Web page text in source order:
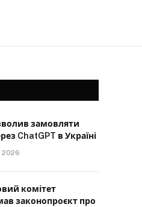
замовляти
ChatGPT в Україні
2026
комітет
законопроєкт про